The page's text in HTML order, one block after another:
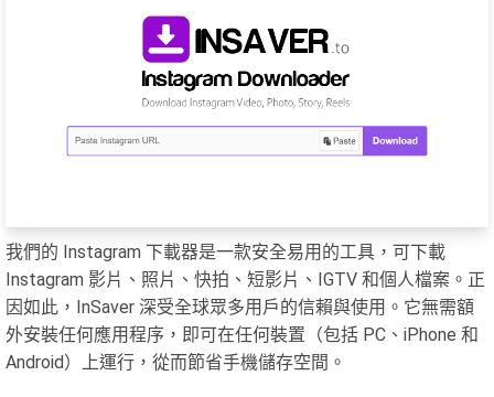
我們的 Instagram 下載器是一款安全易用的工具，可下載
Instagram 影片、照片、快拍、短影片、IGTV 和個人檔案。正
因如此，InSaver 深受全球眾多用戶的信賴與使用。它無需額
外安裝任何應用程序，即可在任何裝置（包括 PC、iPhone 和
Android）上運行，從而節省手機儲存空間。